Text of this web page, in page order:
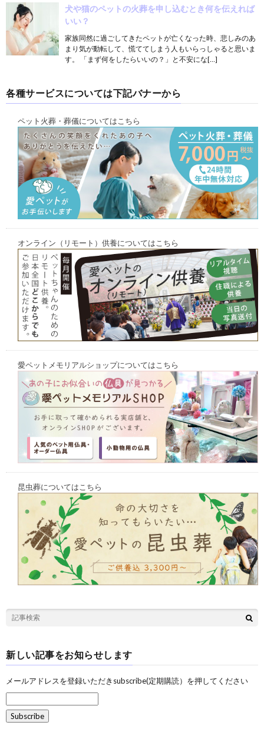
犬や猫のペットの火葬を申し込むとき何を伝えれば
いい？
家族同然に過ごしてきたペットが亡くなった時、悲しみのあ
まり気が動転して、慌ててしまう人もいらっしゃると思いま
す。 「まず何をしたらいいの？」と不安にな[…]
各種サービスについては下記バナーから
ペット火葬・葬儀についてはこちら
オンライン（リモート）供養についてはこちら
愛ペットメモリアルショップについてはこちら
昆虫葬についてはこちら
新しい記事をお知らせします
メールアドレスを登録いただきsubscribe(定期購読）を押してください